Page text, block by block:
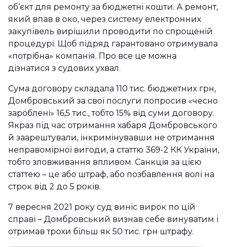
об’єкт для ремонту за бюджетні кошти. А ремонт,
який впав в око, через систему електронних
закупівель вирішили проводити по спрощеній
процедурі. Щоб підряд гарантовано отримувала
«потрібна» компанія. Про все це можна
дізнатися з судових ухвал.
Сума договору складала 110 тис. бюджетних грн,
Домбровський за свої послуги попросив «чесно
зароблені» 16,5 тис., тобто 15% від суми договору.
Якраз під час отримання хабаря Домбровського
й заарештували, інкримінувавши не отримання
неправомірної вигоди, а статтю 369-2 КК України,
тобто зловживання впливом. Санкція за цією
статтею – це або штраф, або позбавлення волі на
строк від 2 до 5 років.
7 вересня 2021 року суд виніс вирок по цій
справі – Домбровський визнав себе винуватим і
отримав трохи більш як 50 тис. грн штрафу.